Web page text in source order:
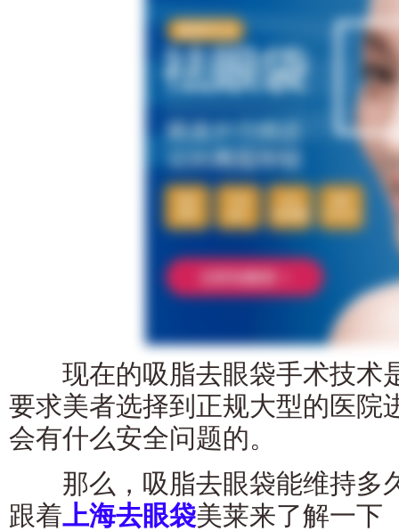
现在的吸脂去眼袋手术技术
要求美者选择到正规大型的医院
会有什么安全问题的。
那么，吸脂去眼袋能维持多
跟着上海去眼袋美莱来了解一下